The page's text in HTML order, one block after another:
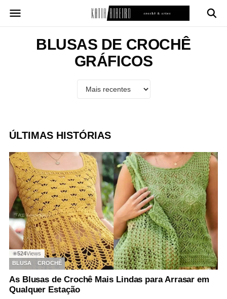
para
BLUSAS DE CROCHÊ
GRÁFICOS
ÚLTIMAS HISTÓRIAS
◉524Views
BLUSA
CROCHÊ
As Blusas de Crochê Mais Lindas para Arrasar em
Qualquer Estação